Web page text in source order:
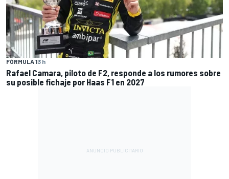
FÓRMULA 13 h
Rafael Camara, piloto de F2, responde a los rumores sobre
su posible fichaje por Haas F1 en 2027